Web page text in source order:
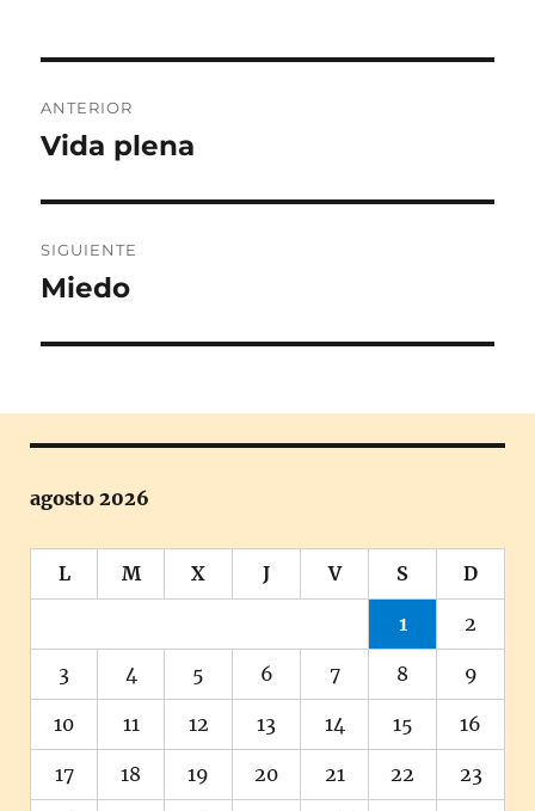
de
ANTERIOR
Entrada
Vida plena
SIGUIENTE
Entrada
Miedo
agosto 2026
L M X J V S D
1 2
3 4 5 6 7 8 9
10 11 12 13 14 15 16
17 18 19 20 21 22 23